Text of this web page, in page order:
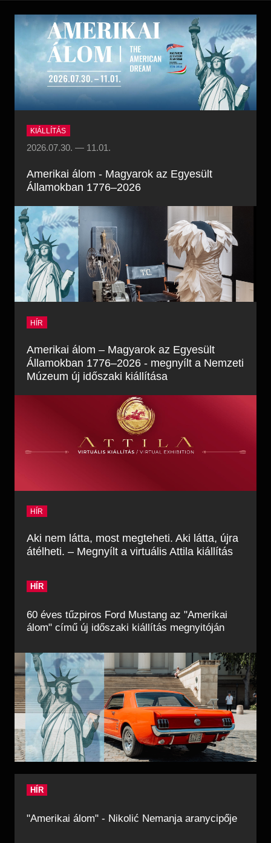
Régészet
Tagintézmények
Felnőttképzés
Közérdekű adatok
Képcsarnok
Történeti Fényképtár
Éremtár
Adattár
Központi Könyvtár
Amerikai álom - Magyarok az Egyesült
Államokban 1776–2026
KIÁLLÍTÁS
2026.07.30. — 11.01.
Amerikai álom – Magyarok az Egyesült
Államokban 1776–2026 - megnyílt a Nemzeti
Múzeum új időszaki kiállítása
HÍR
Aki nem látta, most megteheti. Aki látta, újra
átélheti. – Megnyílt a virtuális Attila kiállítás
HÍR
HÍR
60 éves tűzpiros Ford Mustang az "Amerikai
álom" című új időszaki kiállítás megnyitóján
HÍR
"Amerikai álom" - Nikolić Nemanja aranycipője